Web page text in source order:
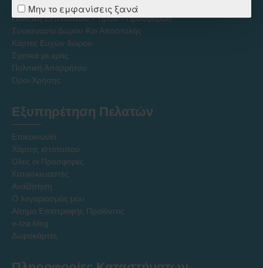
Μην το εμφανίσεις ξανά
Τρόποι Επιστροφών
Πολιτική Εκπτώσεων - Τιμών - Προσφορών
Συσκευασία Δώρου Και Αποστολής
Κάρτες Ευχών δώρου
Σχετικά με εμάς
Πολιτική Απορρήτου
Όροι Χρήσης
Εξυπηρέτηση Πελατών
Επικοινωνία
Χάρτης ιστότοπου
Όλες οι Προσφορές
Κατασκευαστές
Αναζήτηση
Ο λογαριασμός μου
Αίτημα Επιστροφής Προϊόντος
e-tza blog
Δωροκάρτες